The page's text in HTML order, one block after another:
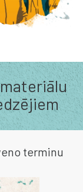
terminu